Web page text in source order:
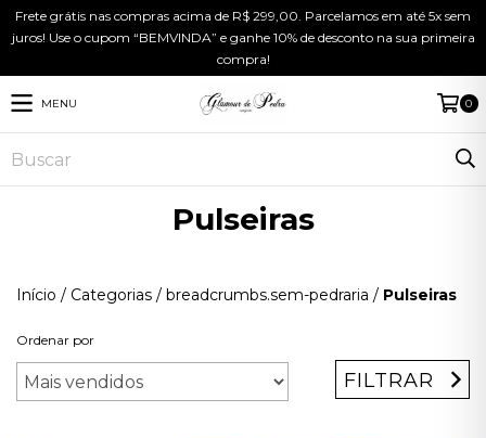
Frete grátis nas compras acima de R$ 299,00. Parcelamos em até 5x sem
juros! Use o cupom “BEMVINDA” e ganhe 10% de desconto na sua primeira
compra!
MENU 0
Pulseiras
Início / Categorias / breadcrumbs.sem-pedraria / Pulseiras
Ordenar por
FILTRAR